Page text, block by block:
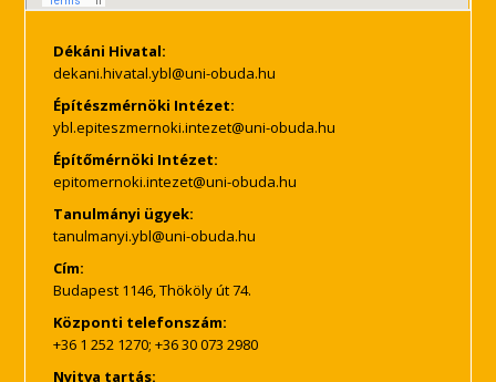
Dékáni Hivatal:
Építészmérnöki Intézet:
Építőmérnöki Intézet:
Tanulmányi ügyek:
Cím:
Budapest 1146, Thököly út 74.
Központi telefonszám:
+36 1 252 1270; +36 30 073 2980
Nyitva tartás: